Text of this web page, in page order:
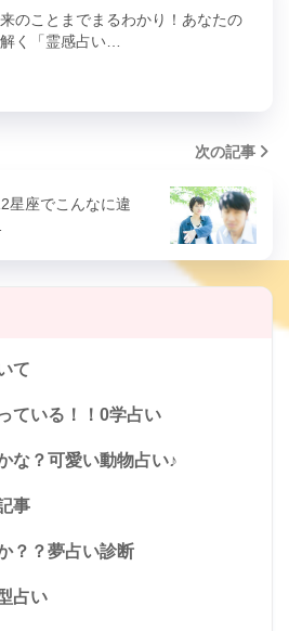
のことまでまるわかり！あなたの
く「霊感占い…
次の記事
星座でこんなに違
て
ている！！0学占い
な？可愛い動物占い♪
事
？？夢占い診断
占い